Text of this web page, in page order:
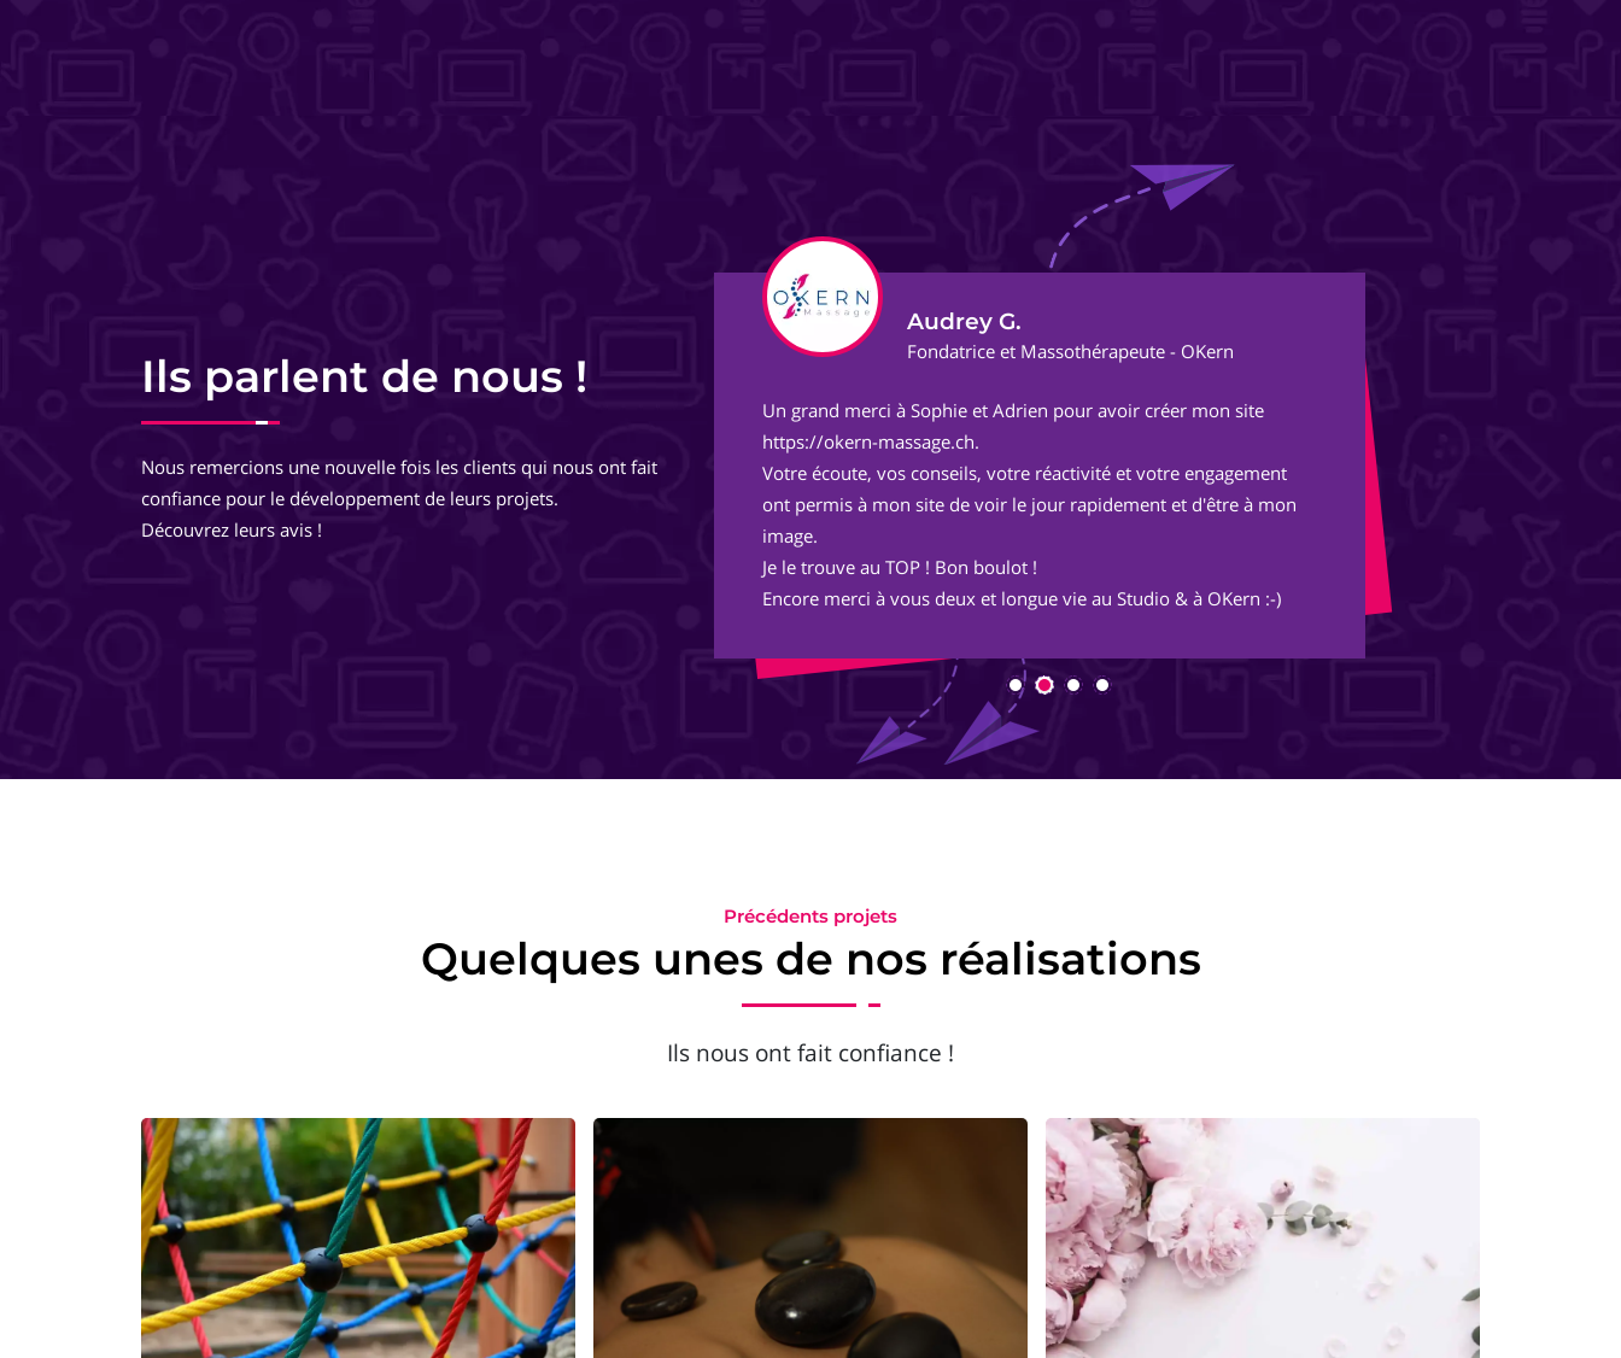
Ils parlent de nous !
Nous remercions une nouvelle fois les clients qui nous ont fait
confiance pour le développement de leurs projets.
Découvrez leurs avis !
Equipe très pro, très réactive. De très bons conseils, des
travailler avec eux ! Ils pensent à tout ! Je recommande totalement,
même les yeux fermés !
Audrey G.
Fondatrice et Massothérapeute - OKern
Un grand merci à Sophie et Adrien pour avoir créer mon site
https://okern-massage.ch.
Votre écoute, vos conseils, votre réactivité et votre engagement
ont permis à mon site de voir le jour rapidement et d'être à mon
image.
Je le trouve au TOP ! Bon boulot !
Encore merci à vous deux et longue vie au Studio & à OKern :-)
Précédents projets
Quelques unes de nos réalisations
Ils nous ont fait confiance !